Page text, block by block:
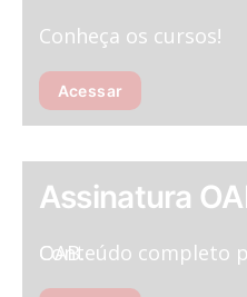
Conheça os cursos!
Acessar
Assinatura
Conteúdo completo para a 1ª e 2ª fase da OAB.